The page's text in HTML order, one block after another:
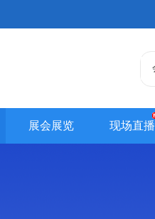
展会展览 现场直播